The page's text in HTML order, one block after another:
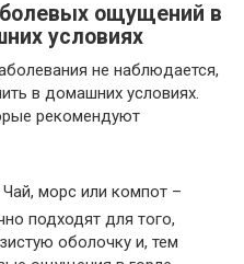
ощущений в
условиях
не наблюдается,
в домашних условиях.
рекомендуют
Чай, морс или компот –
подходят для того,
оболочку и, тем